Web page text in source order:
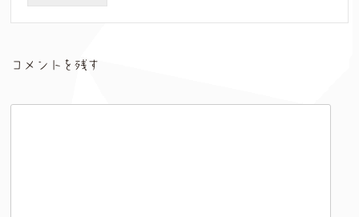
コメントを残す